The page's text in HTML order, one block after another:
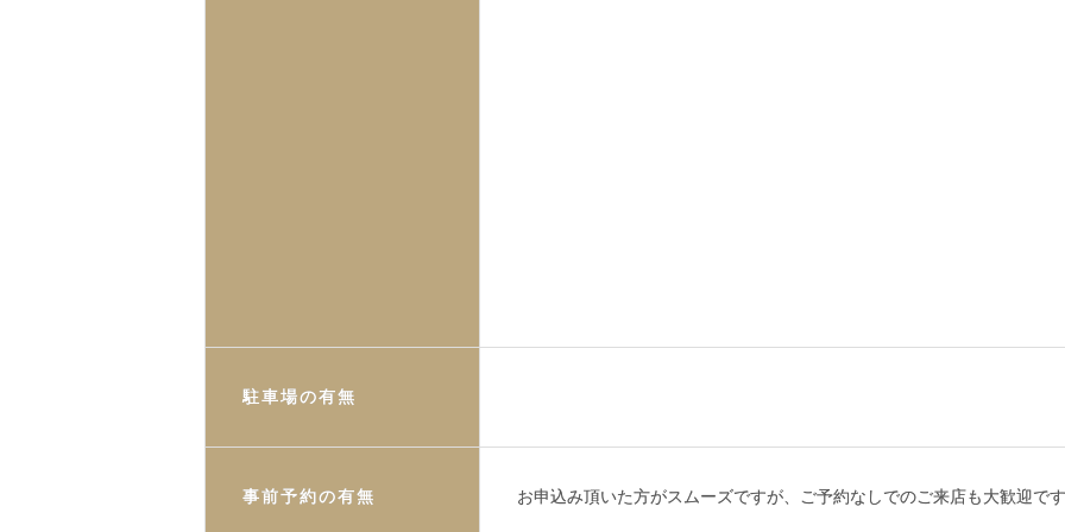
駐車場の有無
事前予約の有無 お申込み頂いた方がスムーズですが、ご予約なしでのご来店も大歓迎で